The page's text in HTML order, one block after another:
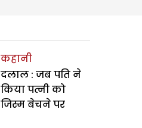
कहानी
दलाल : जब पति ने
किया पत्नी को
जिस्म बेचने पर